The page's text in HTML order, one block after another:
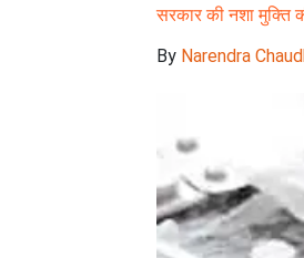
सरकार की नशा मुक्ति
By Narendra